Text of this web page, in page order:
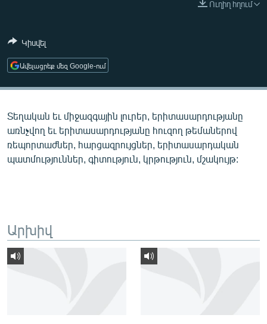
ՄԵԿՆԱԲԱՆՈՒԹՅՈՒՆ
ԿՈՐՈՆԱՎԻՐՈՒՍ
ԱՐԽԻՎ
ՏԵՍԱՆՅՈՒԹԵՐ
ՓՈԴՔԱՍԹ
Հայերեն
Ուղիղ հղում
Կիսվել
Ավելացրեք մեզ Google-ում
Տեղական եւ միջազգային լուրեր, երիտասարդությանը
առնչվող եւ երիտասարդությանը հուզող թեմաներով
ռեպորտաժներ, հարցազրույցներ, երիտասարդական
պատմություններ, գիտություն, կրթություն, մշակույթ:
Արխիվ